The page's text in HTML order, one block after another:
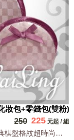
妝包+零錢包(雙粉)
250 225 元起 /組
※防水輕便好拿最實用※經典棋盤格紋超時尚※明星商品萬用多功能